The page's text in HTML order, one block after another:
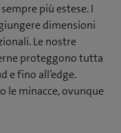
più estese. I
dimensioni
Le nostre
proteggono tutta
e fino all’edge.
le minacce, ovunque